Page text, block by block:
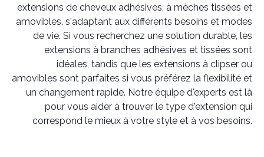
extensions de cheveux adhésives, à mèches tissées et
amovibles, s'adaptant aux différents besoins et modes
de vie. Si vous recherchez une solution durable, les
extensions à branches adhésives et tissées sont
idéales, tandis que les extensions à clipser ou
amovibles sont parfaites si vous préférez la flexibilité et
un changement rapide. Notre équipe d'experts est là
pour vous aider à trouver le type d'extension qui
correspond le mieux à votre style et à vos besoins.